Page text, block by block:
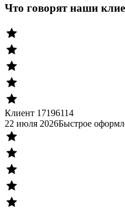
Что говорят наши
Клиент 17196114
22 июля 2026Быстрое